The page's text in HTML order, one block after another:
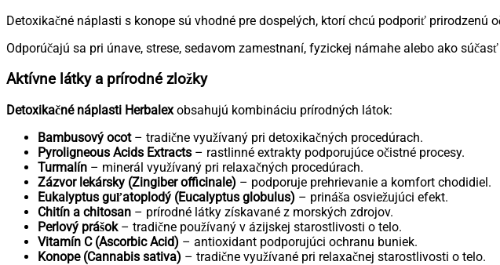
Detoxikačné náplasti s konope sú vhodné pre dospelých, ktorí chcú podporiť prirodzenú
Odporúčajú sa pri únave, strese, sedavom zamestnaní, fyzickej námahe alebo ako
Aktívne látky a prírodné zložky
Detoxikačné náplasti Herbalexobsahujú kombináciu prírodných látok:
Bambusový ocot– tradične využívaný pri detoxikačných procedúrach.
Pyroligneous Acids Extracts – rastlinné extrakty podporujúce očistné procesy.
Turmalín – minerál využívaný pri relaxačných procedúrach.
Zázvor lekársky (Zingiber officinale) – podporuje prehrievanie a komfort chodidiel.
Eukalyptus guľatoplodý (Eucalyptus globulus) – prináša osviežujúci efekt.
Chitín a chitosan – prírodné látky získavané z morských zdrojov.
Perlový prášok– tradične používaný v ázijskej starostlivosti o telo.
Vitamín C (Ascorbic Acid) – antioxidant podporujúci ochranu buniek.
Konope (Cannabis sativa) – tradične využívané pri relaxačnej starostlivosti o telo.